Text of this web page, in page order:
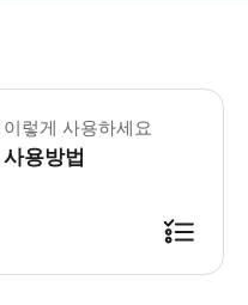
이렇게 사용하세요
사용방법